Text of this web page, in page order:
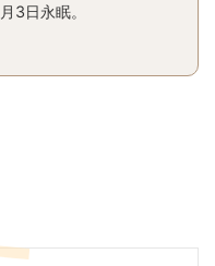
3日永眠。